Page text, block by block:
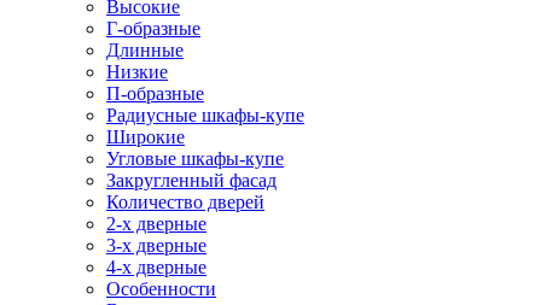
Высокие
Г-образные
Длинные
Низкие
П-образные
Радиусные шкафы-купе
Широкие
Угловые шкафы-купе
Закругленный фасад
Количество дверей
2-х дверные
3-х дверные
4-х дверные
Особенности